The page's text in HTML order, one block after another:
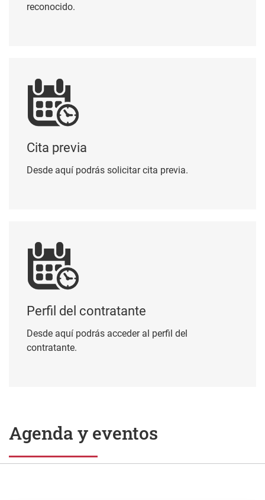
reconocido.
Cita previa
Desde aquí podrás solicitar cita previa.
Perfil del contratante
Desde aquí podrás acceder al perfil del
contratante.
Agenda y eventos